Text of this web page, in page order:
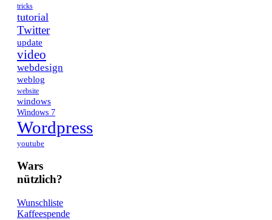
tricks
tutorial
Twitter
update
video
webdesign
weblog
website
windows
Windows 7
Wordpress
youtube
Wars
nützlich?
Wunschliste
Kaffeespende